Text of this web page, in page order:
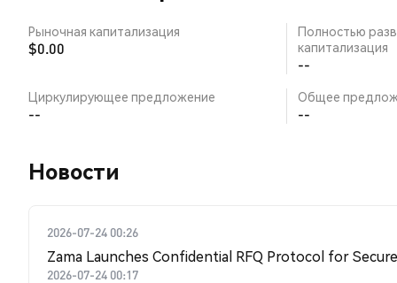
Рыночная капитализация
$0.00
Полностью
капитализация
--
Циркулирующее предложение
--
Общее
--
Новости
2026-07-24 00:26
Zama Launches Confidential RFQ Protocol for
2026-07-24 00:17